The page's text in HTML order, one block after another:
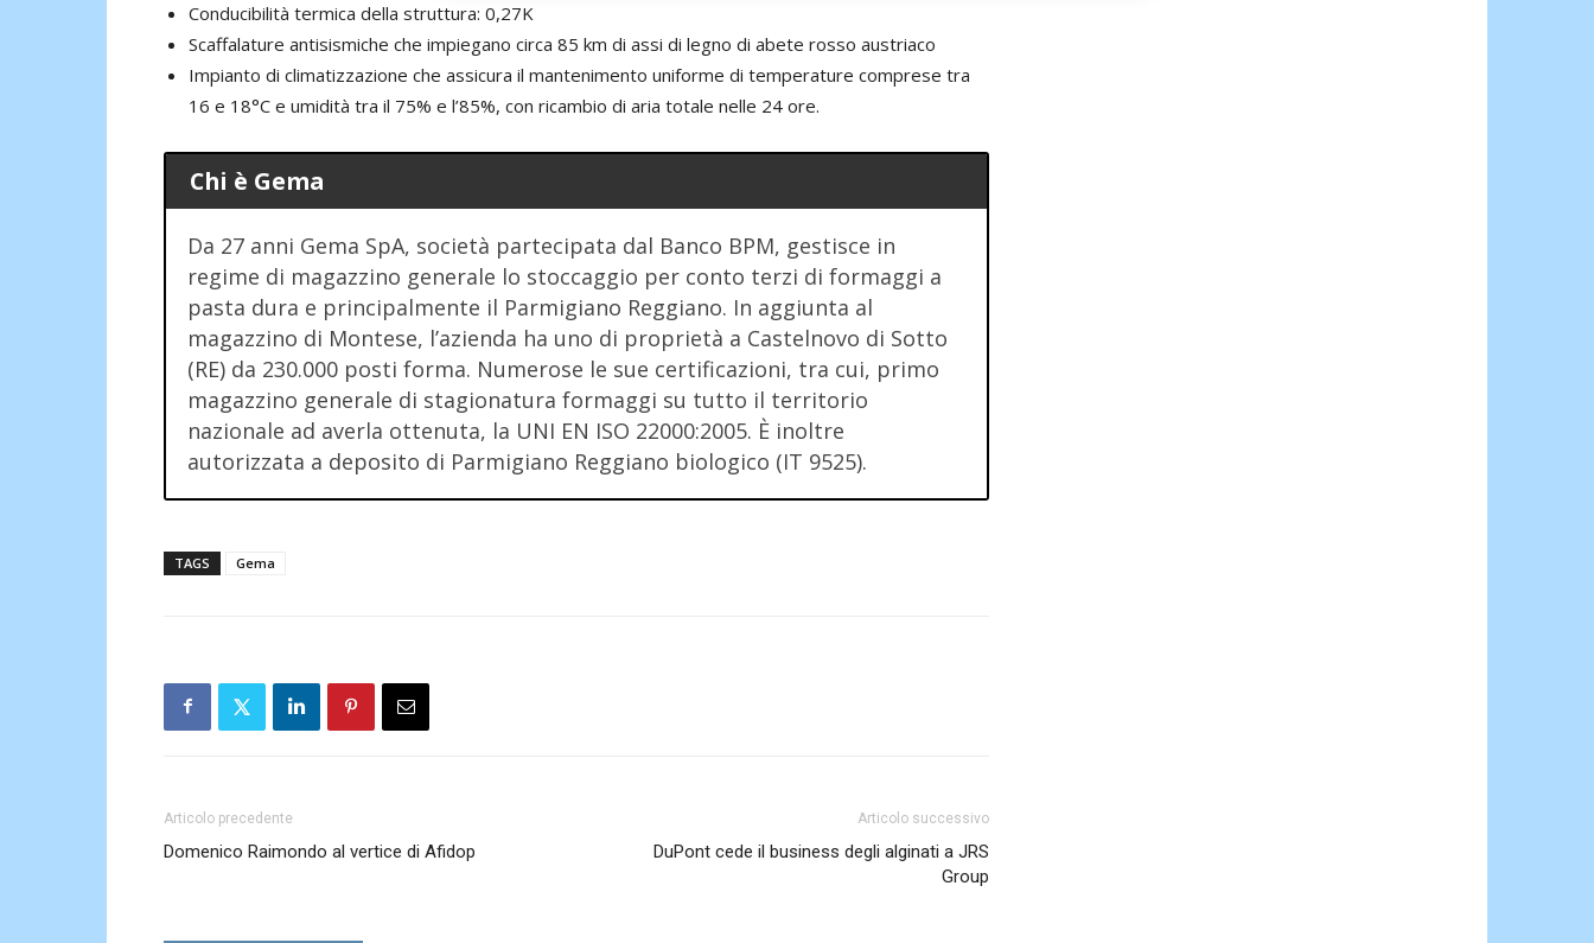
Conducibilità termica della struttura: 0,27K
Scaffalature antisismiche che impiegano circa 85 km di assi di legno di abete rosso austriaco
Impianto di climatizzazione che assicura il mantenimento uniforme di temperature comprese tra
16 e 18°C e umidità tra il 75% e l’85%, con ricambio di aria totale nelle 24 ore.
Chi è Gema
Da 27 anni Gema SpA, società partecipata dal Banco BPM, gestisce in
regime di magazzino generale lo stoccaggio per conto terzi di formaggi a
pasta dura e principalmente il Parmigiano Reggiano. In aggiunta al
magazzino di Montese, l’azienda ha uno di proprietà a Castelnovo di Sotto
(RE) da 230.000 posti forma. Numerose le sue certificazioni, tra cui, primo
magazzino generale di stagionatura formaggi su tutto il territorio
nazionale ad averla ottenuta, la UNI EN ISO 22000:2005. È inoltre
autorizzata a deposito di Parmigiano Reggiano biologico (IT 9525).
TAGS Gema
Articolo precedente
Domenico Raimondo al vertice di Afidop
Articolo successivo
DuPont cede il business degli alginati a JRS
Group